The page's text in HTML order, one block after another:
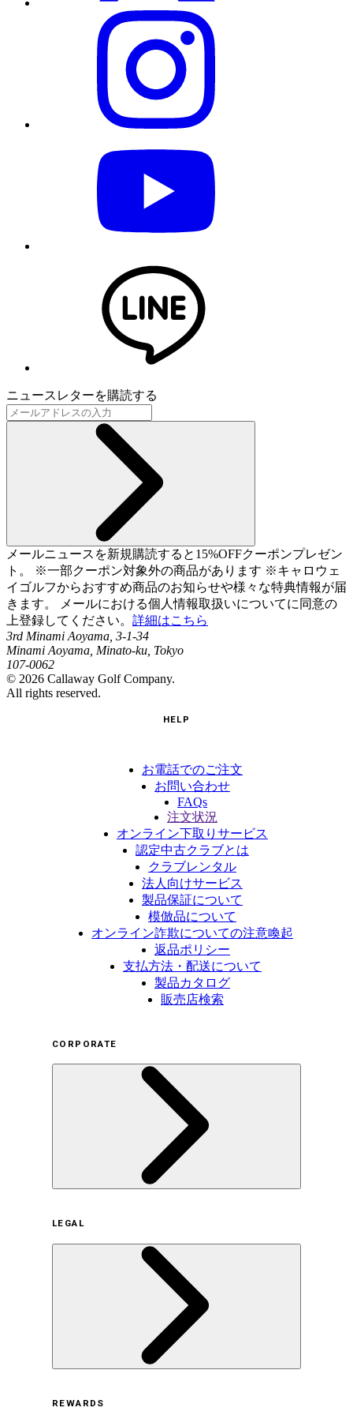
ニュースレターを購読する
メールニュースを新規購読すると15%OFFクーポンプレゼン
ト。 ※一部クーポン対象外の商品があります ※キャロウェ
イゴルフからおすすめ商品のお知らせや様々な特典情報が届
きます。 メールにおける個人情報取扱いについてに同意の
上登録してください。 詳細はこちら
3rd Minami Aoyama, 3-1-34
Minami Aoyama, Minato-ku, Tokyo
107-0062
© 2026 Callaway Golf Company.
All rights reserved.
HELP
お電話でのご注文
お問い合わせ
FAQs
注文状況
オンライン下取りサービス
認定中古クラブとは
クラブレンタル
法人向けサービス
製品保証について
模倣品について
オンライン詐欺についての注意喚起
返品ポリシー
支払方法・配送について
製品カタログ
販売店検索
CORPORATE
サステナビリティの取り組み（日本）
サステナビリティの取り組み（米国/英語）
ヒストリー
採用情報
LEGAL
REWARDS